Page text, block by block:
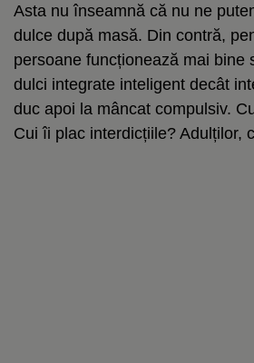
Asta nu înseamnă că nu ne
dulce după masă. Din contră,
persoane funcționează mai bine
dulci integrate inteligent decât
duc apoi la mâncat compulsiv.
Cui îi plac interdicțiile? Adulților,